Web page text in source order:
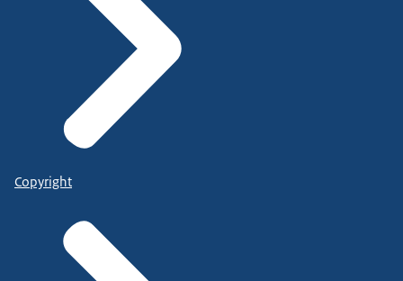
Copyright